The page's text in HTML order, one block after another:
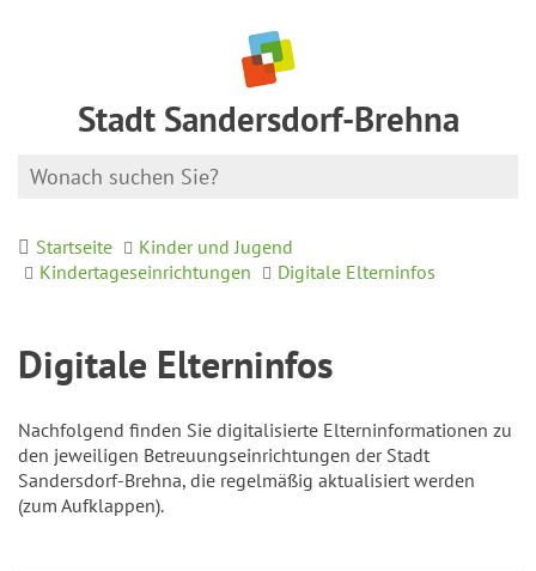
Stadt Sandersdorf-Brehna
Startseite
Kinder und Jugend
Kindertageseinrichtungen
Digitale Elterninfos
Digitale Elterninfos
Nachfolgend finden Sie digitalisierte Elterninformationen zu
den jeweiligen Betreuungseinrichtungen der Stadt
Sandersdorf-Brehna, die regelmäßig aktualisiert werden
(zum Aufklappen).